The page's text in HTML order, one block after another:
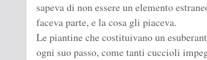
sapeva di non essere un elemento
faceva parte, e la cosa gli piaceva.
Le piantine che costituivano un
ogni suo passo, come tanti cuccioli